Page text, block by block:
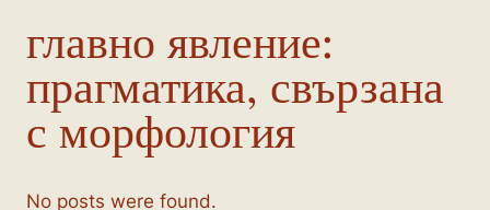
главно явление:
прагматика, свързана
с морфология
No posts were found.